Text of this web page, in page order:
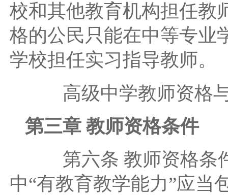
校和其他教育机构担任教
格的公民只能在中等专业
学校担任实习指导教师。
高级中学教师资格与
第三章 教师资格条件
第六条 教师资格条件
中“有教育教学能力”应当